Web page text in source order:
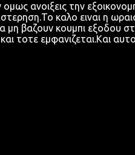
ανοιξεις την
καλο ειναι η
μη βαζουν κουμπι εξοδου
τοτε εμφανιζεται.Και